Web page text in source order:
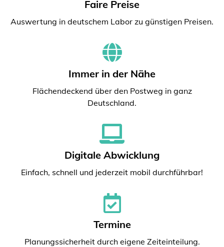
Faire Preise
Auswertung in deutschem Labor zu günstigen Preisen.
Immer in der Nähe
Flächendeckend über den Postweg in ganz
Deutschland.
Digitale Abwicklung
Einfach, schnell und jederzeit mobil durchführbar!
Termine
Planungssicherheit durch eigene Zeiteinteilung.